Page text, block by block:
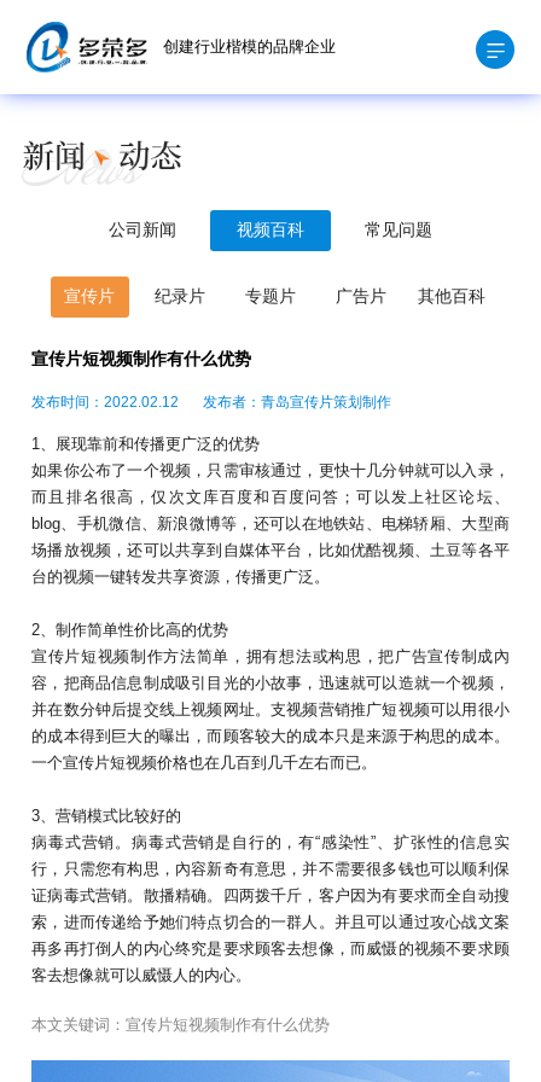
创建行业楷模的品牌企业
公司新闻 视频百科 常见问题
宣传片 纪录片 专题片 广告片 其他百科
宣传片短视频制作有什么优势
发布时间：2022.02.12 发布者：青岛宣传片策划制作
1、展现靠前和传播更广泛的优势
如果你公布了一个视频，只需审核通过，更快十几分钟就可以入录，
而且排名很高，仅次文库百度和百度问答；可以发上社区论坛、
blog、手机微信、新浪微博等，还可以在地铁站、电梯轿厢、大型商
场播放视频，还可以共享到自媒体平台，比如优酷视频、土豆等各平
台的视频一键转发共享资源，传播更广泛。
2、制作简单性价比高的优势
宣传片短视频制作方法简单，拥有想法或构思，把广告宣传制成內
容，把商品信息制成吸引目光的小故事，迅速就可以造就一个视频，
并在数分钟后提交线上视频网址。支视频营销推广短视频可以用很小
的成本得到巨大的曝出，而顾客较大的成本只是来源于构思的成本。
一个宣传片短视频价格也在几百到几千左右而已。
3、营销模式比较好的
病毒式营销。病毒式营销是自行的，有“感染性”、扩张性的信息实
行，只需您有构思，內容新奇有意思，并不需要很多钱也可以顺利保
证病毒式营销。散播精确。四两拨千斤，客户因为有要求而全自动搜
索，进而传递给予她们特点切合的一群人。并且可以通过攻心战文案
再多再打倒人的内心终究是要求顾客去想像，而威慑的视频不要求顾
客去想像就可以威慑人的内心。
本文关键词：宣传片短视频制作有什么优势